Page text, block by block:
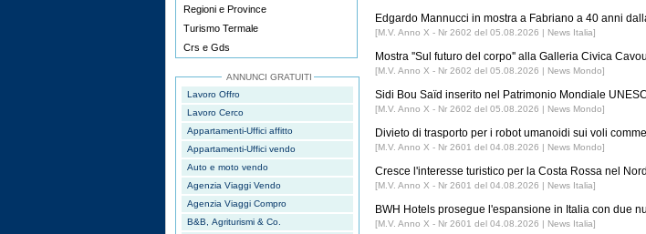
Regioni e Province
Turismo Termale
Crs e Gds
ANNUNCI GRATUITI
Lavoro Offro
Lavoro Cerco
Appartamenti-Uffici affitto
Appartamenti-Uffici vendo
Auto e moto vendo
Agenzia Viaggi Vendo
Agenzia Viaggi Compro
B&B, Agriturismi & Co.
Edgardo Mannucci in mostra a Fabriano a 40 anni
[M.V. Anno X - Nr 2602 del 05.08.2026 | News Italia]
Mostra ''Sul futuro del corpo'' alla Galleria Civica
[M.V. Anno X - Nr 2602 del 05.08.2026 | News Mondo]
Sidi Bou Saïd inserito nel Patrimonio Mondiale
[M.V. Anno X - Nr 2602 del 05.08.2026 | News Mondo]
Divieto di trasporto per i robot umanoidi sui voli
[M.V. Anno X - Nr 2601 del 04.08.2026 | News Mondo]
Cresce l'interesse turistico per la Costa Rossa nel
[M.V. Anno X - Nr 2601 del 04.08.2026 | News Italia]
BWH Hotels prosegue l'espansione in Italia con due
[M.V. Anno X - Nr 2601 del 04.08.2026 | News Italia]